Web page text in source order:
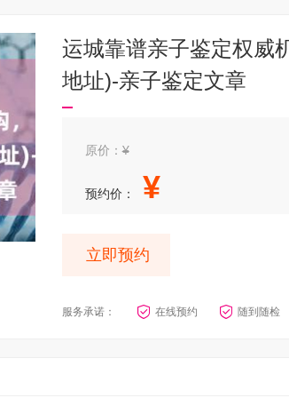
运城靠谱亲子鉴定权威
地址)-亲子鉴定文章
原价：¥
预约价： ¥
立即预约
服务承诺： 在线预约 随到随检